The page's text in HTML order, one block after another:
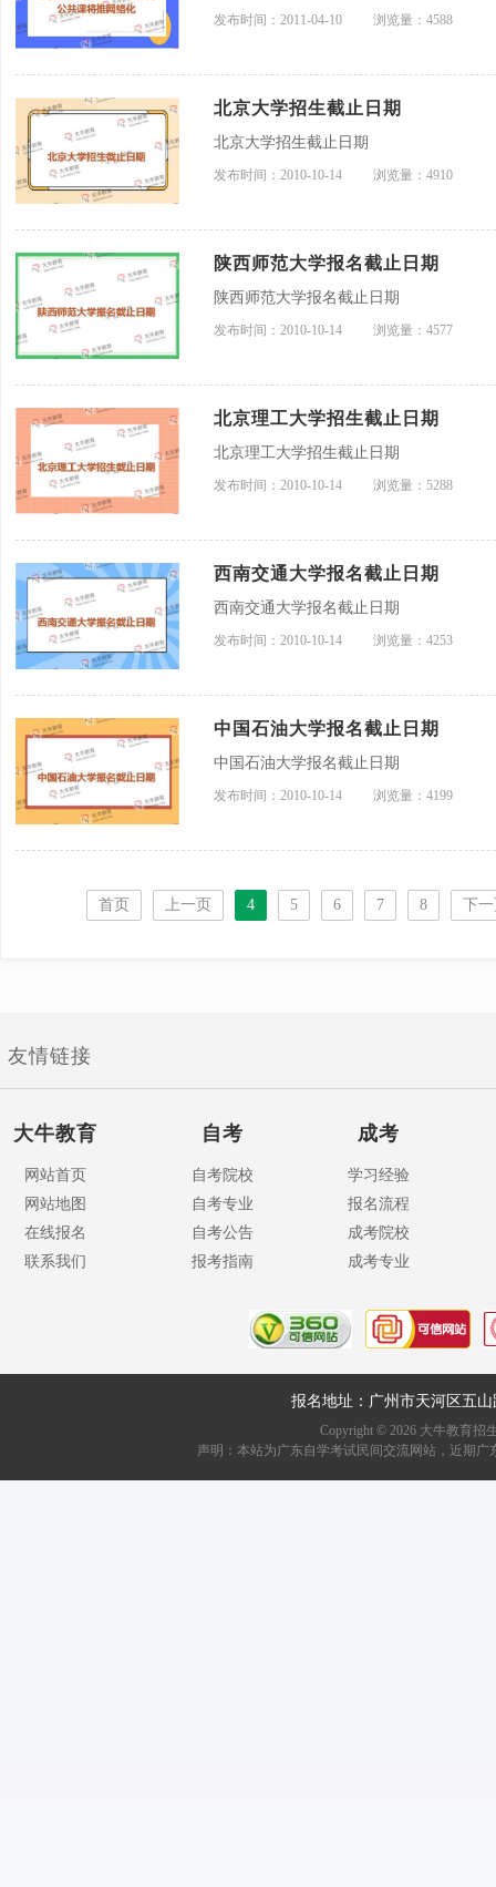
发布时间：2011-04-10 浏览量：4588
北京大学招生截止日期
北京大学招生截止日期
发布时间：2010-10-14 浏览量：4910
陕西师范大学报名截止日期
陕西师范大学报名截止日期
发布时间：2010-10-14 浏览量：4577
北京理工大学招生截止日期
北京理工大学招生截止日期
发布时间：2010-10-14 浏览量：5288
西南交通大学报名截止日期
西南交通大学报名截止日期
发布时间：2010-10-14 浏览量：4253
中国石油大学报名截止日期
中国石油大学报名截止日期
发布时间：2010-10-14 浏览量：4199
首页 上一页 4 5 6 7 8 下
友情链接
大牛教育
网站首页
网站地图
在线报名
联系我们
自考
自考院校
自考专业
自考公告
报考指南
成考
学习经验
报名流程
成考院校
成考专业
报名地址：广州市天河区五
Copyright © 2026大牛教育招
声明：本站为广东自学考试民间交流网站，近期